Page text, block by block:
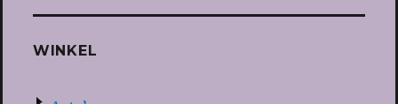
WINKEL